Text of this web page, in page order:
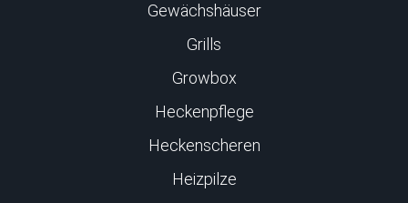
Gewächshäuser
Grills
Growbox
Heckenpflege
Heckenscheren
Heizpilze